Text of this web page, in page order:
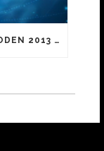
JUSSI-GAALASSA PALKITTIIN VUODEN 2013 ELOKUVIA JA NIIDEN TEKIJÖITÄ